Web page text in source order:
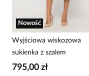
Nowość
Wyjściowa wiskozowa
sukienka z szalem
795,00 zł